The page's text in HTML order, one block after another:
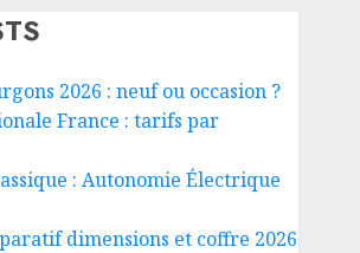
2026 : neuf ou occasion ?
France : tarifs par
: Autonomie Électrique
dimensions et coffre 2026